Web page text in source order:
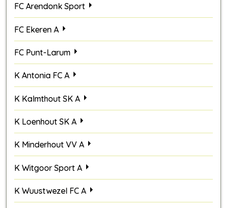
FC Arendonk Sport
FC Ekeren A
FC Punt-Larum
K Antonia FC A
K Kalmthout SK A
K Loenhout SK A
K Minderhout VV A
K Witgoor Sport A
K Wuustwezel FC A